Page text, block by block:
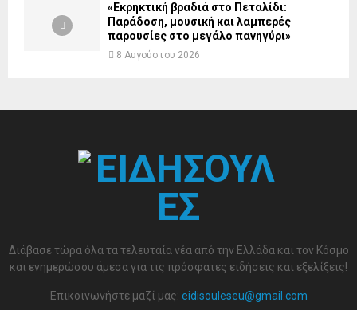
«Εκρηκτική βραδιά στο Πεταλίδι:
Παράδοση, μουσική και λαμπερές
παρουσίες στο μεγάλο πανηγύρι»
8 Αυγούστου 2026
Διάβασε τώρα όλα τα τελευταία νέα από την Ελλάδα και τον Κόσμο
και ενημερώσου άμεσα για τις πρόσφατες ειδήσεις και εξελίξεις!
Επικοινωνήστε μαζί μας: eidisouleseu@gmail.com